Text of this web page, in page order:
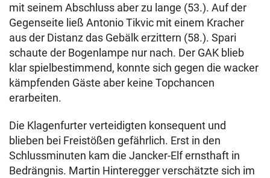
mit seinem Abschluss aber zu lange (53.). Auf der
Gegenseite ließ Antonio Tikvic mit einem Kracher
aus der Distanz das Gebälk erzittern (58.). Spari
schaute der Bogenlampe nur nach. Der GAK blieb
klar spielbestimmend, konnte sich gegen die wacker
kämpfenden Gäste aber keine Topchancen
erarbeiten.
Die Klagenfurter verteidigten konsequent und
blieben bei Freistößen gefährlich. Erst in den
Schlussminuten kam die Jancker-Elf ernsthaft in
Bedrängnis. Martin Hinteregger verschätzte sich im